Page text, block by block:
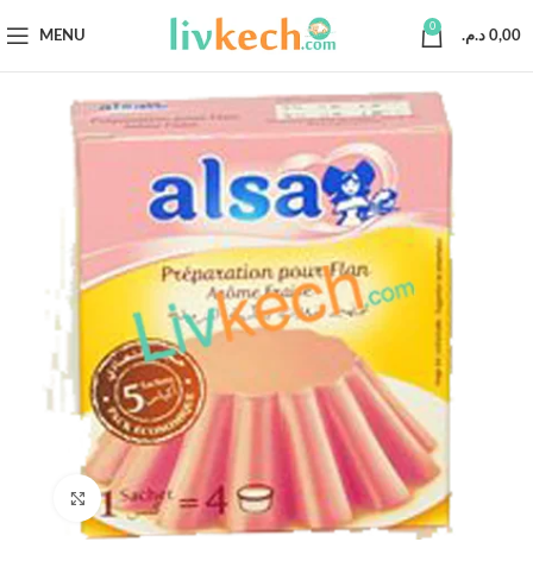
MENU
0
0,00 د.م.
Click to enlarge